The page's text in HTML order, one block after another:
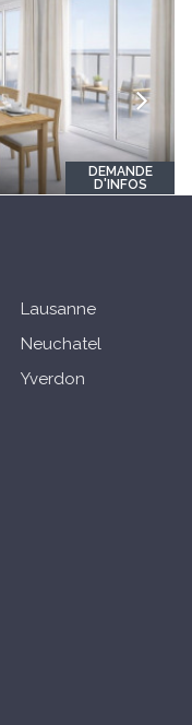
DEMANDE
D'INFOS
Lausanne
Neuchatel
Yverdon